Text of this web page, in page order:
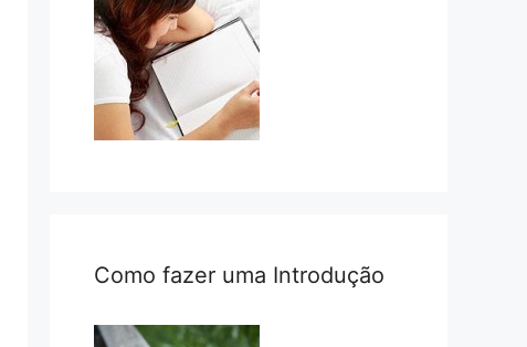
Como fazer uma Introdução